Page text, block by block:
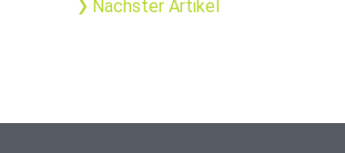
Nächster Artikel